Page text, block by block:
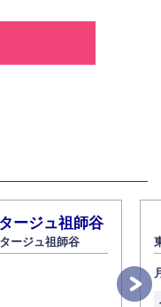
し、その利用目的に応じて
場合を除き、お客様の個人
せん。
ージュ祖師谷
ージュ祖師谷